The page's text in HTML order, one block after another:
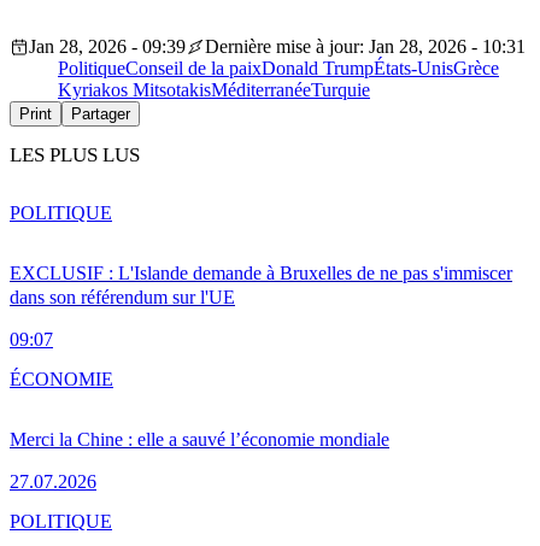
Jan 28, 2026 - 09:39
Dernière mise à jour: Jan 28, 2026 - 10:31
PolitiqueConseil de la paixDonald TrumpÉtats-UnisGrèce
Kyriakos MitsotakisMéditerranéeTurquie
Print Partager
LES PLUS LUS
EXCLUSIF : L'Islande demande à Bruxelles de ne pas s'immiscer
dans son référendum sur l'UE
09:07
POLITIQUE
Merci la Chine : elle a sauvé l’économie mondiale
27.07.2026
ÉCONOMIE
POLITIQUE